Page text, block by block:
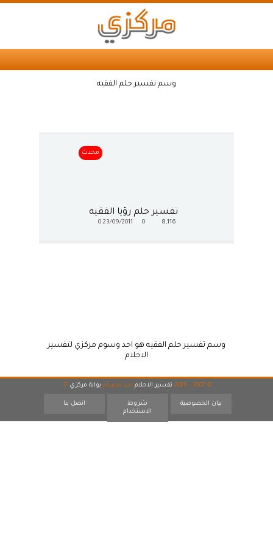
وسم تفسير حلم الفقيه
محدث
تفسير حلم رؤيا الفقيه
8,116
23/09/2011
0
وسم تفسير حلم الفقيه هو احد وسوم مركزي لتفسير
الاحلام
© 2007 - 2026 تفسير الاحلام احد اقسام بوابة مركزي 17
بيان الخصوصية
شروط
الاستخدام
اتصل بنا